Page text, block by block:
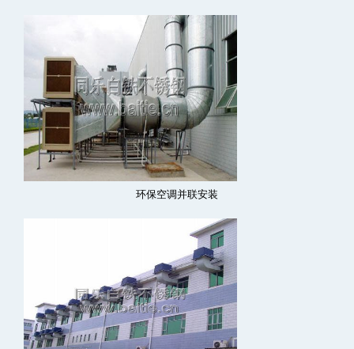
环保空调并联安装